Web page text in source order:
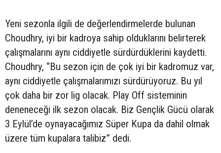
Yeni sezonla ilgili de değerlendirmelerde bulunan
Choudhry, iyi bir kadroya sahip olduklarını belirterek
çalışmalarını aynı ciddiyetle sürdürdüklerini kaydetti.
Choudhry, “Bu sezon için de çok iyi bir kadromuz var,
aynı ciddiyetle çalışmalarımızı sürdürüyoruz. Bu yıl
çok daha bir zor lig olacak. Play Off sisteminin
deneneceği ilk sezon olacak. Biz Gençlik Gücü olarak
3 Eylül’de oynayacağımız Süper Kupa da dahil olmak
üzere tüm kupalara talibiz” dedi.